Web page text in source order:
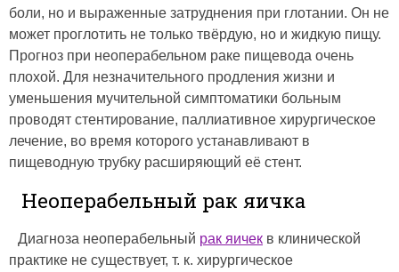
боли, но и выраженные затруднения при глотании. Он не
может проглотить не только твёрдую, но и жидкую пищу.
Прогноз при неоперабельном раке пищевода очень
плохой. Для незначительного продления жизни и
уменьшения мучительной симптоматики больным
проводят стентирование, паллиативное хирургическое
лечение, во время которого устанавливают в
пищеводную трубку расширяющий её стент.
Неоперабельный рак яичка
Диагноза неоперабельный рак яичек в клинической
практике не существует, т. к. хирургическое